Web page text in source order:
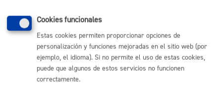
Buzón de la ciudadanía
Informar de un error en la web
Enlaces útiles
Ofertas de empleo
Cookies funcionales
Estas cookies permiten proporcionar opciones de
personalización y funciones mejoradas en el sitio web (por
ejemplo, el idioma). Si no permite el uso de estas cookies,
puede que algunos de estos servicios no funcionen
correctamente.